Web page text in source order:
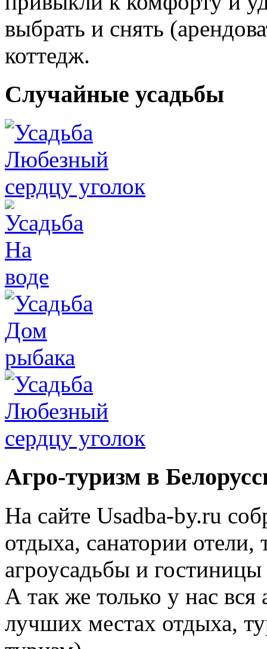
выбрать и снять
коттедж.
Случайные усадьбы
Агро-туризм в
На сайте Usadba-by.ru
отдыха, санатории
агроусадьбы и
А так же только у нас
лучших местах отдыха,